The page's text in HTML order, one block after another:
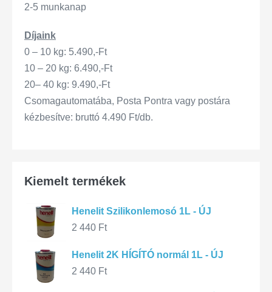
2-5 munkanap
Díjaink
0 – 10 kg: 5.490,-Ft
10 – 20 kg: 6.490,-Ft
20– 40 kg: 9.490,-Ft
Csomagautomatába, Posta Pontra vagy postára
kézbesítve: bruttó 4.490 Ft/db.
Kiemelt termékek
Henelit Szilikonlemosó 1L - ÚJ
2 440 Ft
Henelit 2K HÍGÍTÓ normál 1L - ÚJ
2 440 Ft